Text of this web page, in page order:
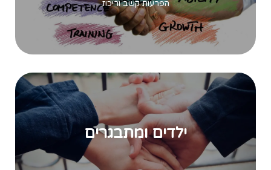
הפרעות קשב וריכוז
ילדים ומתבגרים